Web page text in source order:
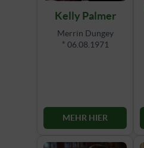
Kelly Palmer
Merrin Dungey
* 06.08.1971
MEHR HIER